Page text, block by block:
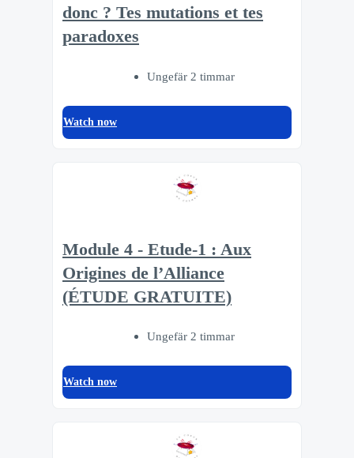
donc ? Tes mutations et tes
paradoxes
Ungefär 2 timmar
Watch now
Module 4 - Etude-1 : Aux
Origines de l’Alliance
(ÉTUDE GRATUITE)
Ungefär 2 timmar
Watch now